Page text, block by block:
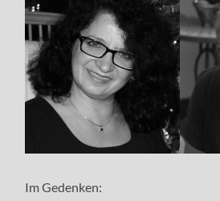
Im Gedenken: